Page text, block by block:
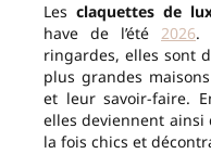
Les claquettes de
have de l’été 2026.
ringardes, elles sont
plus grandes
et leur savoir-faire.
elles deviennent ainsi
la fois chics et